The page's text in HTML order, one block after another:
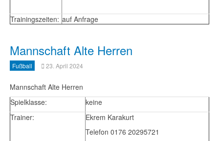
Trainingszeiten: auf Anfrage
Mannschaft Alte Herren
Fußball 23. April 2024
Mannschaft Alte Herren
Spielklasse:
keine
Trainer:
Ekrem Karakurt
Telefon 0176 20295721